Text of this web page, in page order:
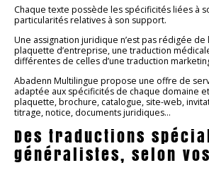
Chaque texte possède les spécificités liées à
particularités relatives à son support.
Une assignation juridique n’est pas rédigée de
plaquette d’entreprise, une traduction
différentes de celles d’une traduction
Abadenn Multilingue propose une offre de
adaptée aux spécificités de chaque domaine
plaquette, brochure, catalogue, site-web,
titrage, notice, documents juridiques…
Des traductions
généralistes, selon